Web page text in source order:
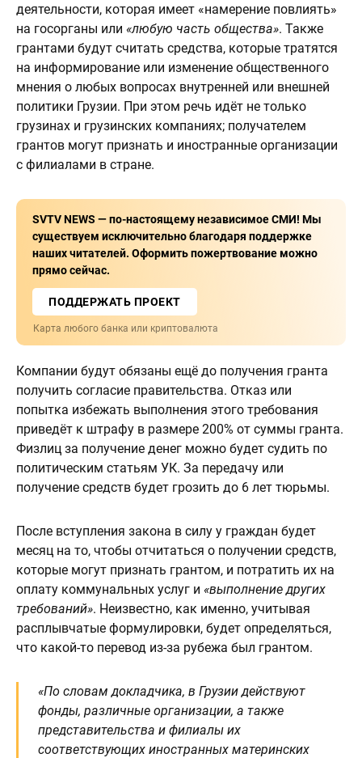
деятельности, которая имеет «намерение повлиять»
на госорганы или «любую часть общества». Также
грантами будут считать средства, которые тратятся
на информирование или изменение общественного
мнения о любых вопросах внутренней или внешней
политики Грузии. При этом речь идёт не только
грузинах и грузинских компаниях; получателем
грантов могут признать и иностранные организации
с филиалами в стране.
SVTV NEWS — по-настоящему независимое СМИ! Мы
существуем исключительно благодаря поддержке
наших читателей. Оформить пожертвование можно
прямо сейчас.
ПОДДЕРЖАТЬ ПРОЕКТ
Карта любого банка или криптовалюта
Компании будут обязаны ещё до получения гранта
получить согласие правительства. Отказ или
попытка избежать выполнения этого требования
приведёт к штрафу в размере 200% от суммы гранта.
Физлиц за получение денег можно будет судить по
политическим статьям УК. За передачу или
получение средств будет грозить до 6 лет тюрьмы.
После вступления закона в силу у граждан будет
месяц на то, чтобы отчитаться о получении средств,
которые могут признать грантом, и потратить их на
оплату коммунальных услуг и «выполнение других
требований». Неизвестно, как именно, учитывая
расплывчатые формулировки, будет определяться,
что какой-то перевод из-за рубежа был грантом.
«По словам докладчика, в Грузии действуют
фонды, различные организации, а также
представительства и филиалы их
соответствующих иностранных материнских